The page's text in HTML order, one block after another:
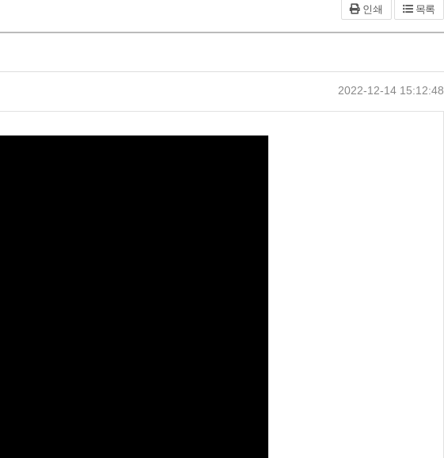
인쇄 목록
2022-12-14 15:12:48